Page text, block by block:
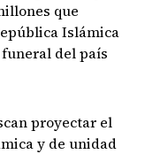
que
Islámica
funeral del país
proyectar el
y de unidad